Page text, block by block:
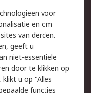
veiligheid
voor
en om
van derden.
geeft u
niet-essentiële
door te klikken op
u op "Alles
functies